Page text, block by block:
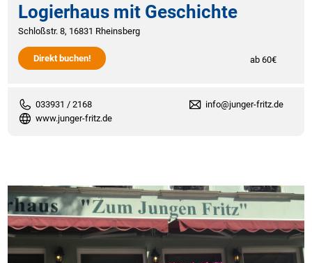
Logierhaus mit Geschichte
Schloßstr. 8, 16831 Rheinsberg
Direkt buchen! ab 60€
033931 / 2168
info@junger-fritz.de
www.junger-fritz.de